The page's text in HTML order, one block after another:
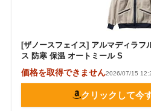
[ザノースフェイス] アルマディラフ
ス 防寒 保温 オートミール S
価格を取得できません2026/07/15
クリックして今